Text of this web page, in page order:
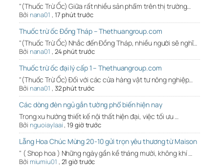
"(Thuốc Trừ Ốc) Giữa rất nhiều sản phẩm trên thị trường…
Bởi nana01 , 17 phút trước
Thuốc trừ ốc Đồng Tháp – Thethuangroup.com
"(Thuốc Trừ Ốc) Nhắc đến Đồng Tháp, nhiều người sẽ nghĩ…
Bởi nana01 , 24 phút trước
Thuốc trừ ốc đại lý cấp 1 – Thethuangroup.com
"(Thuốc Trừ Ốc) Đối với các cửa hàng vật tư nông nghiệp…
Bởi nana01 , 32 phút trước
Các dòng đèn ngủ gắn tường phổ biến hiện nay
Trong xu hướng thiết kế nội thất hiện đại, việc tối ưu …
Bởi nguoiaylaai,19 giờ trước
Lẵng Hoa Chúc Mừng 20-10 gửi trọn yêu thương từ Maison
" ( Shop hoa ) Những ngày gần kề tháng mười, không khí …
Bởi miumiu01 , 21 giờ trước